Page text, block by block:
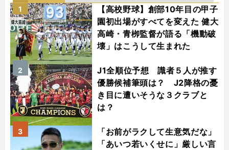
【高校野球】創部10年目の甲子
園初出場がすべてを変えた 健大
高崎・青栁監督が語る「機動破
壊」はこうして生まれた
1
J1全順位予想 識者５人が推す
優勝候補筆頭は？ J2降格の憂
き目に遭いそうな３クラブと
は？
2
「お前がラクして生意気だな」
「あいつ若いくせに」厳しい言
3